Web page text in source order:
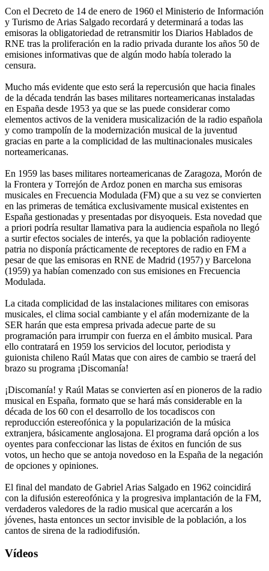
Con el Decreto de 14 de enero de 1960 el Ministerio de Información
y Turismo de Arias Salgado recordará y determinará a todas las
emisoras la obligatoriedad de retransmitir los Diarios Hablados de
RNE tras la proliferación en la radio privada durante los años 50 de
emisiones informativas que de algún modo había tolerado la
censura.
Mucho más evidente que esto será la repercusión que hacia finales
de la década tendrán las bases militares norteamericanas instaladas
en España desde 1953 ya que se las puede considerar como
elementos activos de la venidera musicalización de la radio española
y como trampolín de la modernización musical de la juventud
gracias en parte a la complicidad de las multinacionales musicales
norteamericanas.
En 1959 las bases militares norteamericanas de Zaragoza, Morón de
la Frontera y Torrejón de Ardoz ponen en marcha sus emisoras
musicales en Frecuencia Modulada (FM) que a su vez se convierten
en las primeras de temática exclusivamente musical existentes en
España gestionadas y presentadas por disyoqueis. Esta novedad que
a priori podría resultar llamativa para la audiencia española no llegó
a surtir efectos sociales de interés, ya que la población radioyente
patria no disponía prácticamente de receptores de radio en FM a
pesar de que las emisoras en RNE de Madrid (1957) y Barcelona
(1959) ya habían comenzado con sus emisiones en Frecuencia
Modulada.
La citada complicidad de las instalaciones militares con emisoras
musicales, el clima social cambiante y el afán modernizante de la
SER harán que esta empresa privada adecue parte de su
programación para irrumpir con fuerza en el ámbito musical. Para
ello contratará en 1959 los servicios del locutor, periodista y
guionista chileno Raúl Matas que con aires de cambio se traerá del
brazo su programa ¡Discomanía!
¡Discomanía! y Raúl Matas se convierten así en pioneros de la radio
musical en España, formato que se hará más considerable en la
década de los 60 con el desarrollo de los tocadiscos con
reproducción estereofónica y la popularización de la música
extranjera, básicamente anglosajona. El programa dará opción a los
oyentes para confeccionar las listas de éxitos en función de sus
votos, un hecho que se antoja novedoso en la España de la negación
de opciones y opiniones.
El final del mandato de Gabriel Arias Salgado en 1962 coincidirá
con la difusión estereofónica y la progresiva implantación de la FM,
verdaderos valedores de la radio musical que acercarán a los
jóvenes, hasta entonces un sector invisible de la población, a los
cantos de sirena de la radiodifusión.
Vídeos